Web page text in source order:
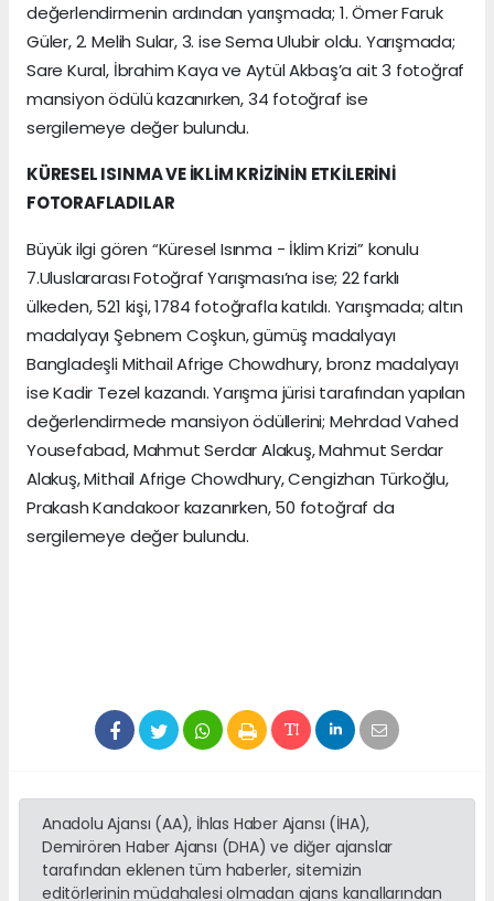
değerlendirmenin ardından yarışmada; 1. Ömer Faruk
Güler, 2. Melih Sular, 3. ise Sema Ulubir oldu. Yarışmada;
Sare Kural, İbrahim Kaya ve Aytül Akbaş’a ait 3 fotoğraf
mansiyon ödülü kazanırken, 34 fotoğraf ise
sergilemeye değer bulundu.
KÜRESEL ISINMA VE İKLİM KRİZİNİN ETKİLERİNİ
FOTORAFLADILAR
Büyük ilgi gören “Küresel Isınma - İklim Krizi” konulu
7.Uluslararası Fotoğraf Yarışması’na ise; 22 farklı
ülkeden, 521 kişi, 1784 fotoğrafla katıldı. Yarışmada; altın
madalyayı Şebnem Coşkun, gümüş madalyayı
Bangladeşli Mithail Afrige Chowdhury, bronz madalyayı
ise Kadir Tezel kazandı. Yarışma jürisi tarafından yapılan
değerlendirmede mansiyon ödüllerini; Mehrdad Vahed
Yousefabad, Mahmut Serdar Alakuş, Mahmut Serdar
Alakuş, Mithail Afrige Chowdhury, Cengizhan Türkoğlu,
Prakash Kandakoor kazanırken, 50 fotoğraf da
sergilemeye değer bulundu.
Anadolu Ajansı (AA), İhlas Haber Ajansı (İHA),
Demirören Haber Ajansı (DHA) ve diğer ajanslar
tarafından eklenen tüm haberler, sitemizin
editörlerinin müdahalesi olmadan ajans kanallarından